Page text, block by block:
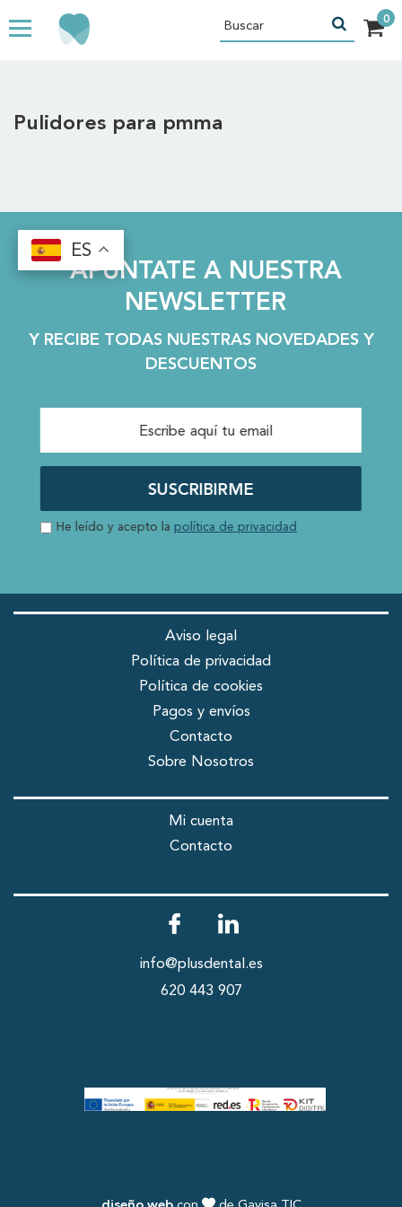
Pulidores para pmma
APÚNTATE A NUESTRA
NEWSLETTER
Y RECIBE TODAS NUESTRAS NOVEDADES Y
DESCUENTOS
SUSCRIBIRME
He leído y acepto la política de privacidad
Aviso legal
Política de privacidad
Política de cookies
Pagos y envíos
Contacto
Sobre Nosotros
Mi cuenta
Contacto
info@plusdental.es
620 443 907
ES
ES